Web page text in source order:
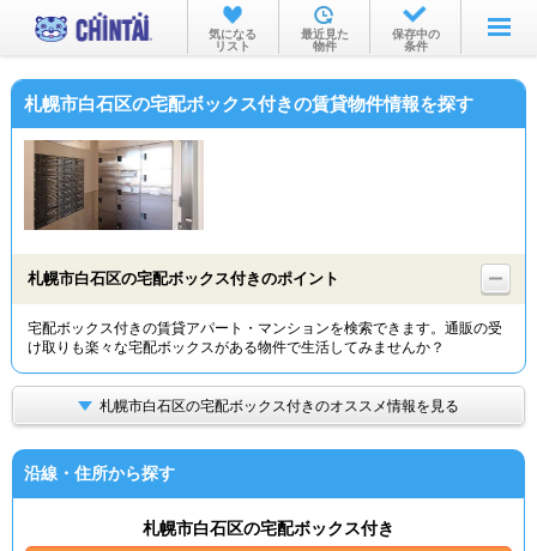
お部屋を探す
沿線・駅から
物件特集から
TOP
気になる
リスト
最近見た
物件
保存中の
条件
札幌市白石区の宅配ボックス付きの賃貸物件情報を探す
札幌市白石区の宅配ボックス付きのポイント
宅配ボックス付きの賃貸アパート・マンションを検索できます。通販の受
け取りも楽々な宅配ボックスがある物件で生活してみませんか？
札幌市白石区の宅配ボックス付きのオススメ情報を見る
沿線・住所から探す
札幌市白石区の宅配ボックス付き